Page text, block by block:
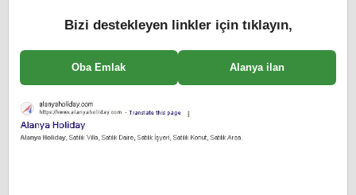
Bizi destekleyen linkler için tıklayın,
Oba Emlak Alanya ilan